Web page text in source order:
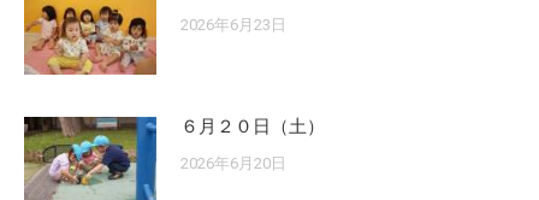
2026年6月23日
６月２０日（土）
2026年6月20日